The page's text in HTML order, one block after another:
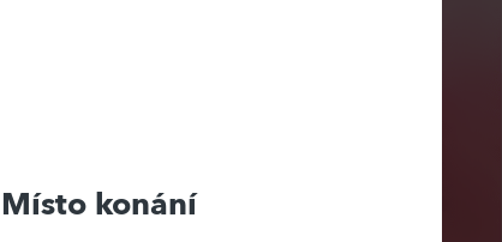
Místo konání